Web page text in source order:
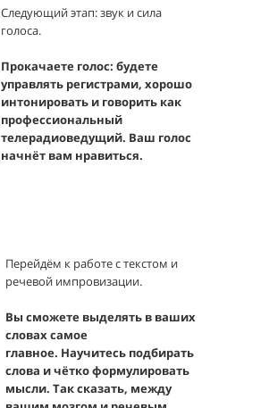
Следующий этап: звук и сила
голоса.
Прокачаете голос: будете
управлять регистрами, хорошо
интонировать и говорить как
профессиональный
телерадиоведущий. Ваш голос
начнёт вам нравиться.
Перейдём к работе с текстом и
речевой импровизации.
Вы сможете выделять в ваших
словах самое
главное. Научитесь подбирать
слова и чётко формулировать
мысли. Так сказать, между